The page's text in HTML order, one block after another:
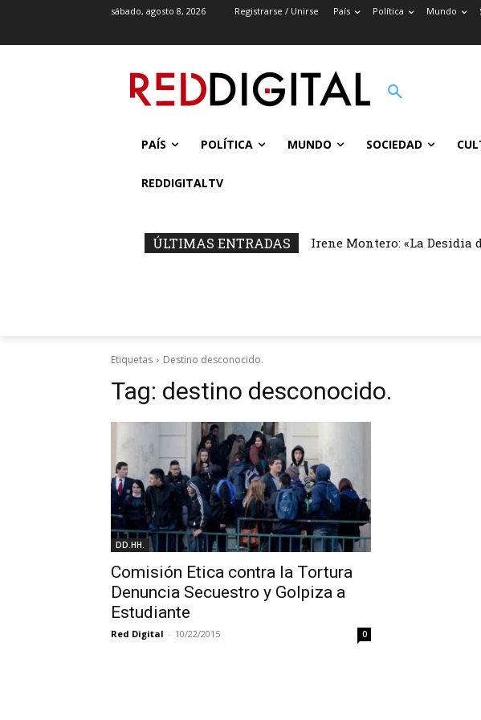
sábado, agosto 8, 2026 Registrarse / Unirse País Política Mundo
PAÍS POLÍTICA MUNDO SOCIEDAD
REDDIGITALTV
ÚLTIMAS ENTRADAS Irene Montero: «La Desidia
Etiquetas Destino desconocido.
Tag: destino desconocido.
DD.HH.
Comisión Etica contra la Tortura
Denuncia Secuestro y Golpiza a
Estudiante
Red Digital - 10/22/2015 0